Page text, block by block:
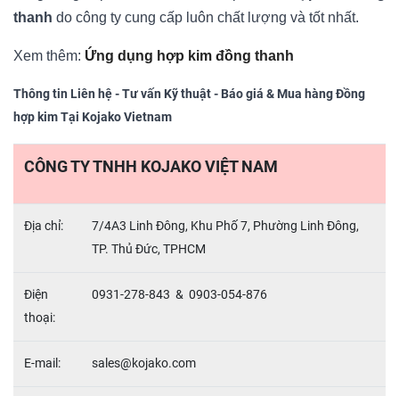
thanh do công ty cung cấp luôn chất lượng và tốt nhất.
Xem thêm: Ứng dụng hợp kim đồng thanh
Thông tin Liên hệ - Tư vấn Kỹ thuật - Báo giá & Mua hàng Đồng
hợp kim Tại Kojako Vietnam
CÔNG TY TNHH KOJAKO VIỆT NAM
Địa chỉ:
7/4A3 Linh Đông, Khu Phố 7, Phường Linh Đông,
TP. Thủ Đức, TPHCM
Điện
thoại:
0931-278-843 & 0903-054-876
E-mail: sales@kojako.com